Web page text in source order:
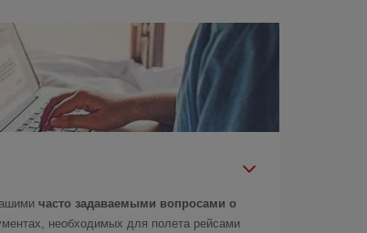
часто задаваемыми вопросами о
необходимых для полета рейсами